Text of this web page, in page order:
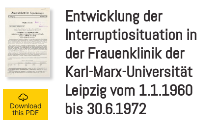
Download
this PDF
Entwicklung der
Interruptiosituation in
der Frauenklinik der
Karl-Marx-Universität
Leipzig vom 1.1.1960
bis 30.6.1972